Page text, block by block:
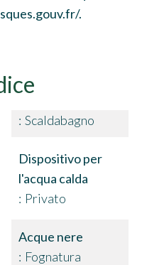
.
Scaldabagno
Dispositivo per
l'acqua calda
Privato
Acque nere
Fognatura